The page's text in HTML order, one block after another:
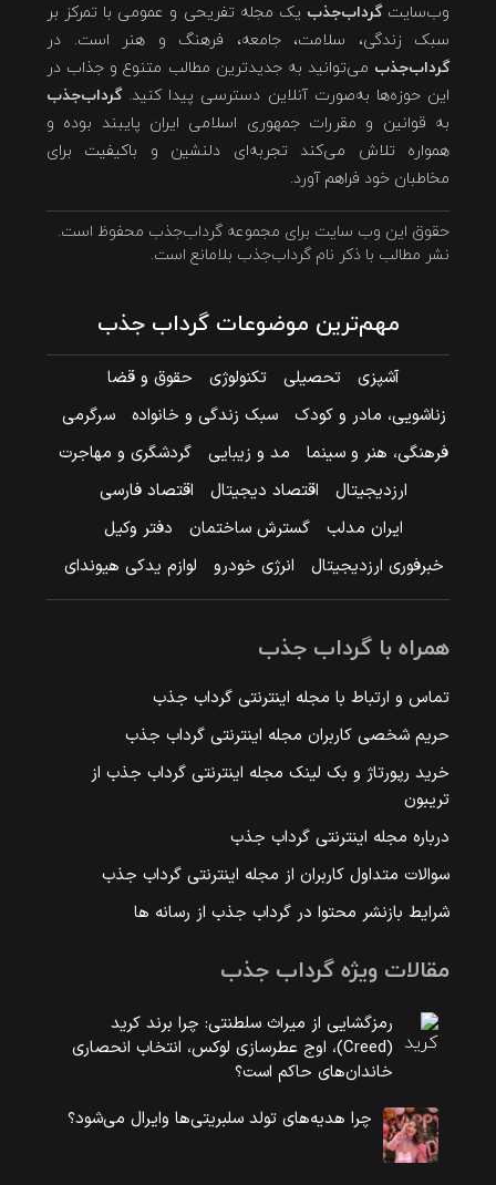
وب‌سایتگرداب‌جذب یک مجله تفریحی و عمومی با تمرکز بر
سبک زندگی، سلامت، جامعه، فرهنگ و هنر است. در
گرداب‌جذب می‌توانید به جدیدترین مطالب متنوع و جذاب در
این حوزه‌ها به‌صورت آنلاین دسترسی پیدا کنید.گرداب‌جذب
به قوانین و مقررات جمهوری اسلامی ایران پایبند بوده و
همواره تلاش می‌کند تجربه‌ای دلنشین و باکیفیت برای
مخاطبان خود فراهم آورد.
حقوق این وب سایت برای مجموعه گرداب‌جذب محفوظ است.
نشر مطالب با ذکر نام گرداب‌جذب بلامانع است.
مهم‌ترین موضوعات گرداب جذب
آشپزی تحصیلی تکنولوژی
حقوق و قضا
زناشویی، مادر و کودک
سبک زندگی و خانواده
سرگرمی
فرهنگی، هنر و سینما
مد و زیبایی
گردشگری و مهاجرت
ارزدیجیتال
اقتصاد دیجیتال
اقتصاد فارسی
ایران مدلب
گسترش ساختمان
دفتر وکیل
خبرفوری ارزدیجیتال
انرژی خودرو لوازم یدکی هیوندای
همراه با گرداب جذب
تماس و ارتباط با مجله اینترنتی گرداب جذب
حریم شخصی کاربران مجله اینترنتی گرداب جذب
خرید رپورتاژ و بک لینک مجله اینترنتی گرداب جذب از
تریبون
درباره مجله اینترنتی گرداب جذب
سوالات متداول کاربران از مجله اینترنتی گرداب جذب
شرایط بازنشر محتوا در گرداب جذب از رسانه ها
مقالات ویژه گرداب جذب
رمزگشایی از میراث سلطنتی: چرا برند کرید
(Creed)، اوج عطرسازی لوکس، انتخاب انحصاری
خاندان‌های حاکم است؟
چرا هدیه‌های تولد سلبریتی‌ها وایرال می‌شود؟